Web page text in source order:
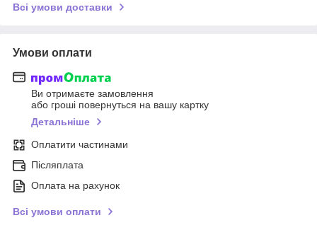
Всі умови доставки
Умови оплати
Ви отримаєте замовлення
або гроші повернуться на вашу картку
Детальніше
Оплатити частинами
Післяплата
Оплата на рахунок
Всі умови оплати